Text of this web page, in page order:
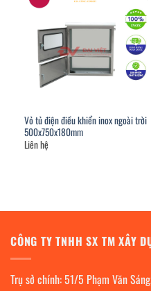
Vỏ tủ điện điều khiển inox ngoài trời
500x750x180mm
Liên hệ
CÔNG TY TNHH SX TM XÂY
Trụ sở chính: 51/5 Phạm Văn